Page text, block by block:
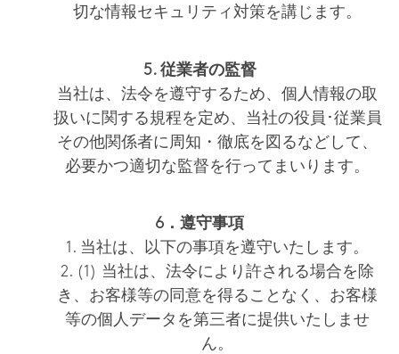
切な情報セキュリティ対策を講じます。
5. 従業者の監督
当社は、法令を遵守するため、個人情報の取
扱いに関する規程を定め、当社の役員･従業員
その他関係者に周知・徹底を図るなどして、
必要かつ適切な監督を行ってまいります。
6．遵守事項
1. 当社は、以下の事項を遵守いたします。
2. (1) 当社は、法令により許される場合を除
き、お客様等の同意を得ることなく、お客様
等の個人データを第三者に提供いたしませ
ん。